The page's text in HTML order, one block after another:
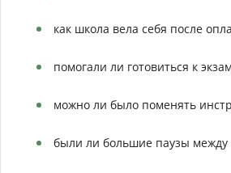
как школа вела себя после
помогали ли готовиться к
можно ли было поменять
были ли большие паузы между